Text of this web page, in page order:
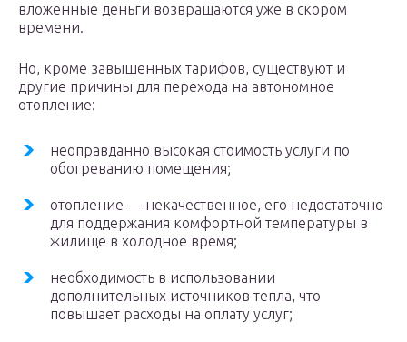
вложенные деньги возвращаются уже в скором
времени.
Но, кроме завышенных тарифов, существуют и
другие причины для перехода на автономное
отопление:
неоправданно высокая стоимость услуги по
обогреванию помещения;
отопление — некачественное, его недостаточно
для поддержания комфортной температуры в
жилище в холодное время;
необходимость в использовании
дополнительных источников тепла, что
повышает расходы на оплату услуг;